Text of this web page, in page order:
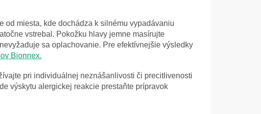
od miesta, kde dochádza k silnému vypadávaniu
vstrebal. Pokožku hlavy jemne masírujte
sa oplachovanie. Pre efektívnejšie výsledky
Bionnex.
pri individuálnej neznášanlivosti či precitlivenosti
výskytu alergickej reakcie prestaňte prípravok